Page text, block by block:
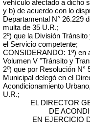
vehículo afectado a dicho
y b) de acuerdo con lo
Departamental N° 26.229
multa de 35 U.R.;
2º) que la División
el Servicio competente;
CONSIDERANDO: 1º) en
Volumen V "Tránsito y
2º) que por Resolución N°
Municipal delegó en el
Acondicionamiento
U.R.;
EL DIRECTOR
DE
EN EJERCICIO